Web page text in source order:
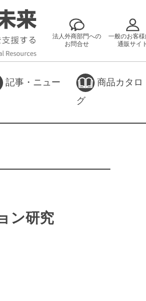
法人外商部門への
お問合せ
一般のお客様
通販サイト
記事・ニュー
商品カタロ
グ
ン研究